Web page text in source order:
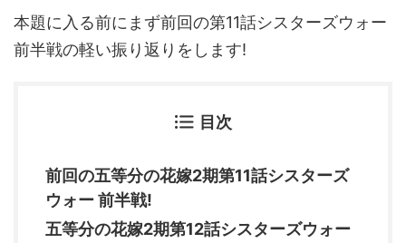
本題に入る前にまず前回の第11話シスターズウォー
前半戦の軽い振り返りをします!
目次
前回の五等分の花嫁2期第11話シスターズ
ウォー 前半戦!
五等分の花嫁2期第12話シスターズウォー